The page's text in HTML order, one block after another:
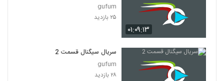
۰۱:۰۹:۱۳
gufum
۲۵ بازدید
سریال سیگنال قسمت 2
gufum
۲۸ بازدید